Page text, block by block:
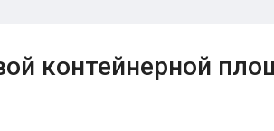
контейнерной